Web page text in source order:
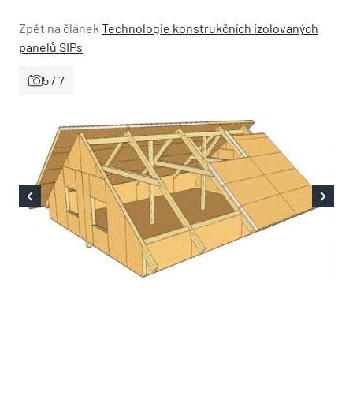
Zpět na článek Technologie konstrukčních izolovaných
panelů SIPs
5 / 7